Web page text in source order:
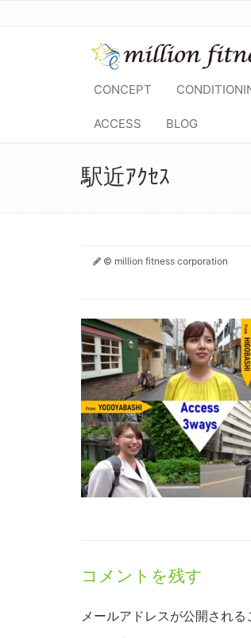
CONCEPT
ACCESS BLOG
駅近ｱｸｾｽ
© million fitness corporation
コメントを残す
メールアドレスが公開される